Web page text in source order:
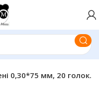
0,30*75 мм, 20 голок.